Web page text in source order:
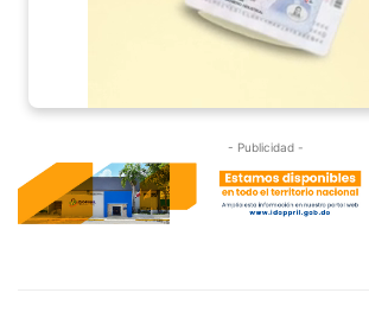
- Publicidad -